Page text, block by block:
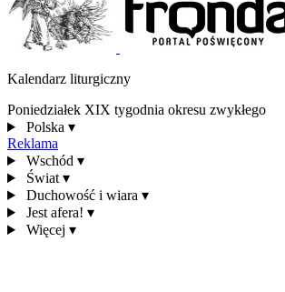
Kalendarz liturgiczny
Poniedziałek XIX tygodnia okresu zwykłego
Polska ▾
Reklama
Wschód ▾
Świat ▾
Duchowość i wiara ▾
Jest afera! ▾
Więcej ▾